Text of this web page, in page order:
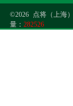
©2026 点将（上海
量： 282526